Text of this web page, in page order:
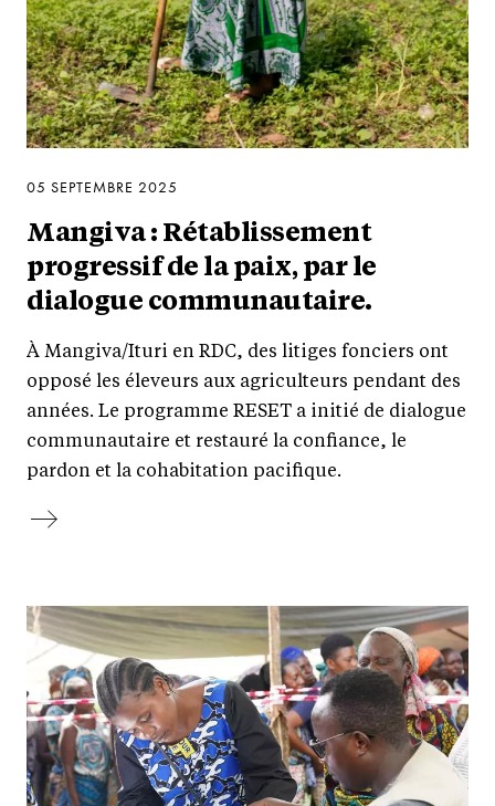
05 SEPTEMBRE 2025
Mangiva : Rétablissement
progressif de la paix, par le
dialogue communautaire.
À Mangiva/Ituri en RDC, des litiges fonciers ont
opposé les éleveurs aux agriculteurs pendant des
années. Le programme RESET a initié de dialogue
communautaire et restauré la confiance, le
pardon et la cohabitation pacifique.